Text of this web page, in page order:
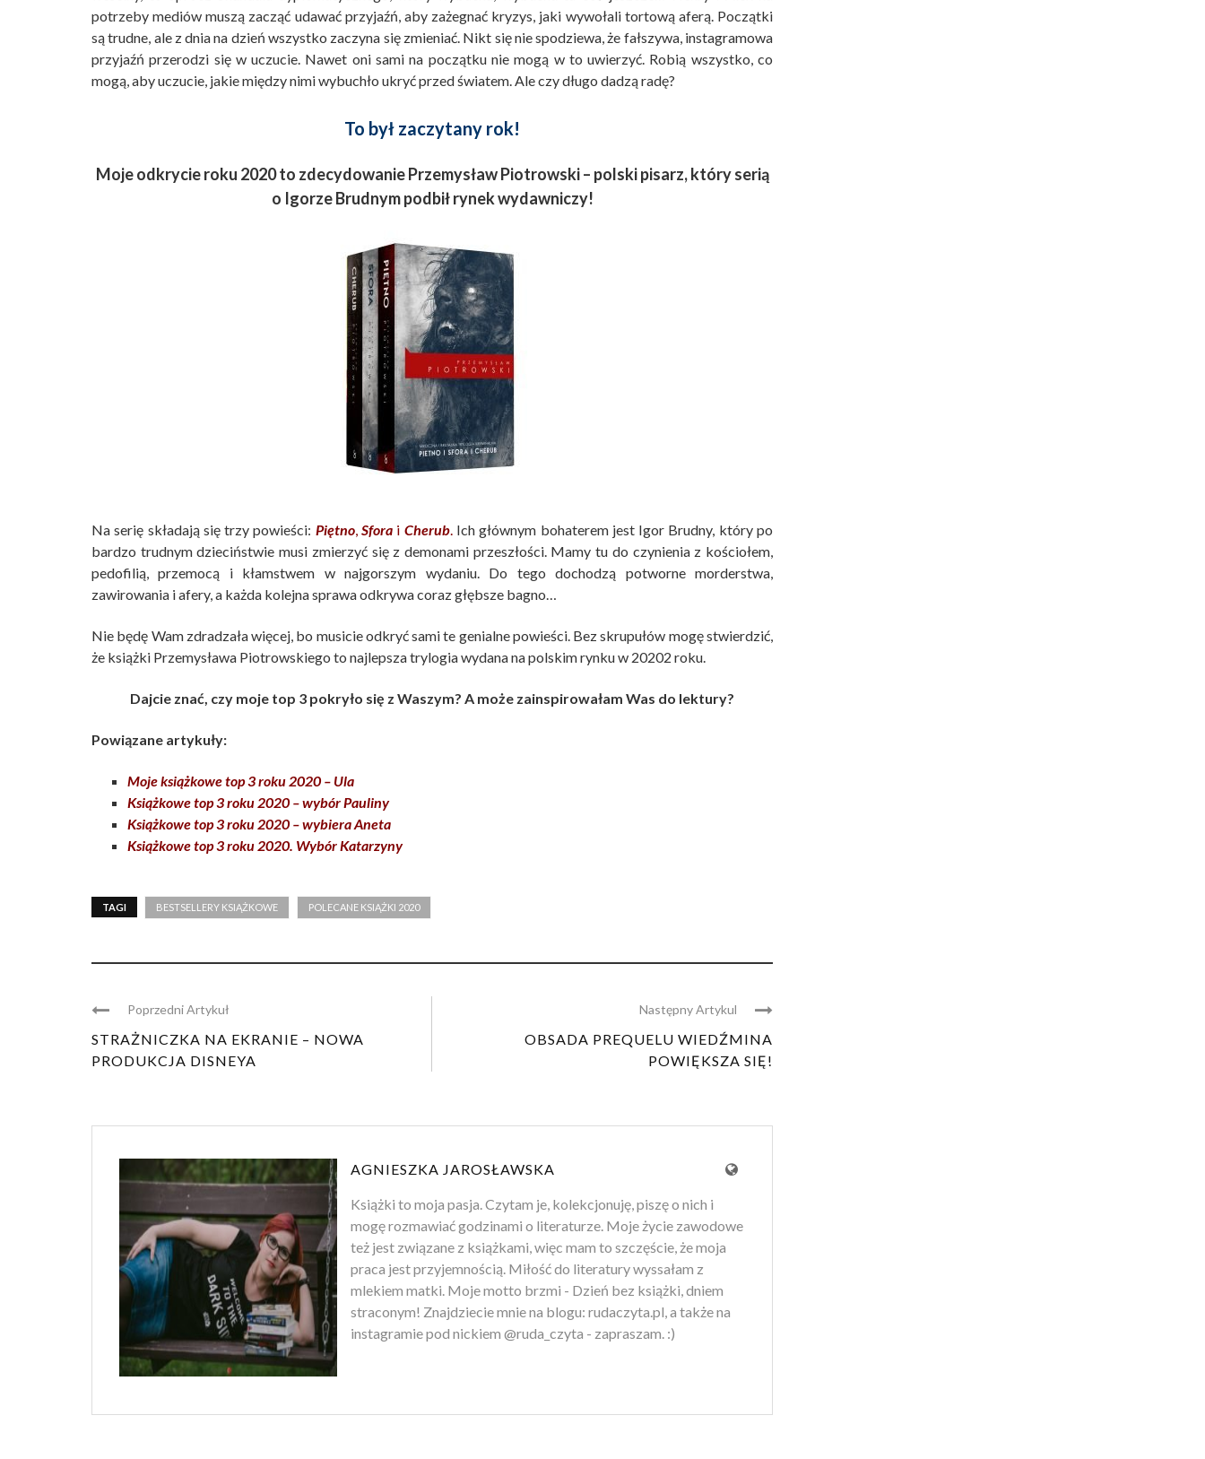
potrzeby mediów muszą zacząć udawać przyjaźń, aby zażegnać kryzys, jaki wywołali tortową aferą. Początki
są trudne, ale z dnia na dzień wszystko zaczyna się zmieniać. Nikt się nie spodziewa, że fałszywa, instagramowa
przyjaźń przerodzi się w uczucie. Nawet oni sami na początku nie mogą w to uwierzyć. Robią wszystko, co
mogą, aby uczucie, jakie między nimi wybuchło ukryć przed światem. Ale czy długo dadzą radę?
To był zaczytany rok!
Moje odkrycie roku 2020 to zdecydowanie Przemysław Piotrowski – polski pisarz, który serią
o Igorze Brudnym podbił rynek wydawniczy!
Na serię składają się trzy powieści: Piętno,Sfora i Cherub.Ich głównym bohaterem jest Igor Brudny, który po
bardzo trudnym dzieciństwie musi zmierzyć się z demonami przeszłości. Mamy tu do czynienia z kościołem,
pedofilią, przemocą i kłamstwem w najgorszym wydaniu. Do tego dochodzą potworne morderstwa,
zawirowania i afery, a każda kolejna sprawa odkrywa coraz głębsze bagno…
Nie będę Wam zdradzała więcej, bo musicie odkryć sami te genialne powieści. Bez skrupułów mogę stwierdzić,
że książki Przemysława Piotrowskiego to najlepsza trylogia wydana na polskim rynku w 20202 roku.
Dajcie znać, czy moje top 3 pokryło się z Waszym? A może zainspirowałam Was do lektury?
Powiązane artykuły:
Moje książkowe top 3 roku 2020 – Ula
Książkowe top 3 roku 2020 – wybór Pauliny
Książkowe top 3 roku 2020 – wybiera Aneta
Książkowe top 3 roku 2020. Wybór Katarzyny
TAGI BESTSELLERY KSIĄŻKOWE POLECANE KSIĄŻKI 2020
Poprzedni Artykuł
STRAŻNICZKA NA EKRANIE – NOWA
PRODUKCJA DISNEYA
Następny Artykul
OBSADA PREQUELU WIEDŹMINA
POWIĘKSZA SIĘ!
AGNIESZKA JAROSŁAWSKA
Książki to moja pasja. Czytam je, kolekcjonuję, piszę o nich i
mogę rozmawiać godzinami o literaturze. Moje życie zawodowe
też jest związane z książkami, więc mam to szczęście, że moja
praca jest przyjemnością. Miłość do literatury wyssałam z
mlekiem matki. Moje motto brzmi - Dzień bez książki, dniem
straconym! Znajdziecie mnie na blogu: rudaczyta.pl, a także na
instagramie pod nickiem @ruda_czyta - zapraszam. :)